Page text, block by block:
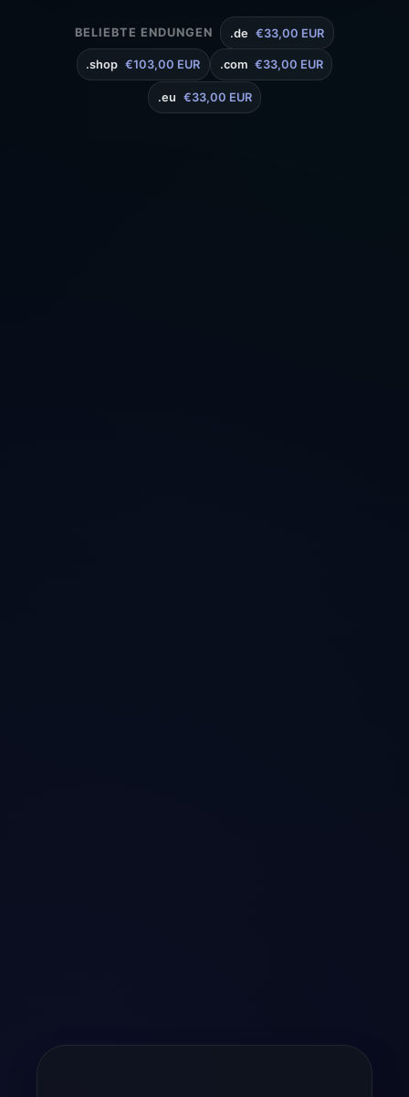
BELIEBTE ENDUNGEN .de €33,00 EUR
.shop €103,00 EUR .com €33,00 EUR
.eu €33,00 EUR